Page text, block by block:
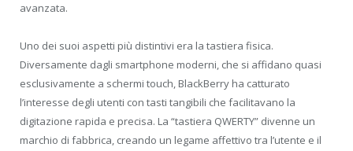
avanzata.
Uno dei suoi aspetti più distintivi era la tastiera fisica.
Diversamente dagli smartphone moderni, che si affidano quasi
esclusivamente a schermi touch, BlackBerry ha catturato
l’interesse degli utenti con tasti tangibili che facilitavano la
digitazione rapida e precisa. La “tastiera QWERTY” divenne un
marchio di fabbrica, creando un legame affettivo tra l’utente e il